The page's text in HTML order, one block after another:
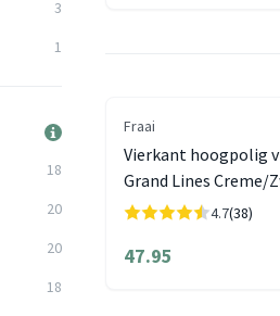
3
1
18
20
20
18
Fraai
Vierkant hoogpolig
Grand Lines Creme/
4.7(38)
47.95